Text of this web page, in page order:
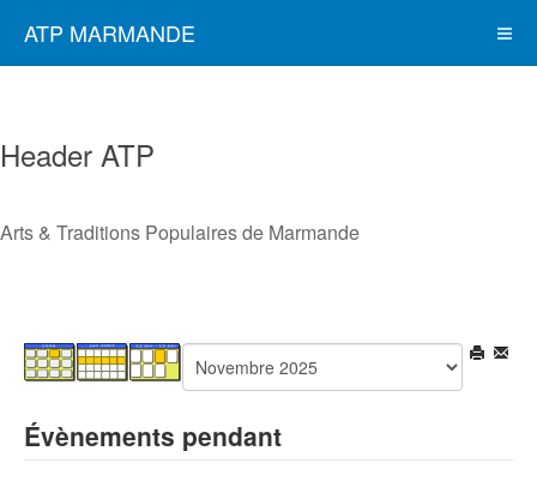
ATP MARMANDE
Header ATP
Arts & Traditions Populaires de Marmande
Évènements pendant